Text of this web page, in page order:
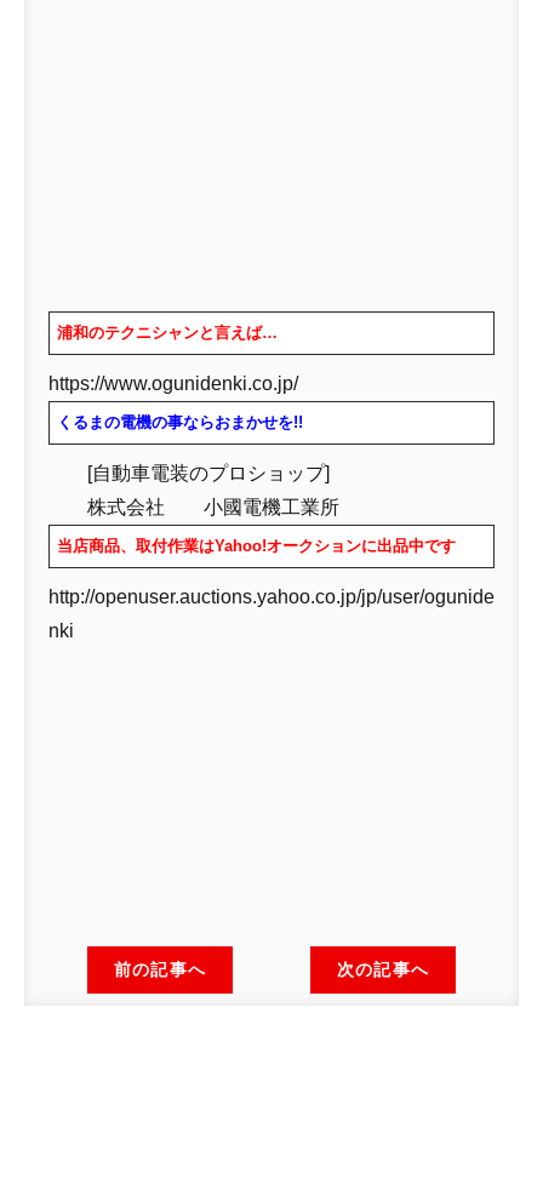
浦和のテクニシャンと言えば…
https://www.ogunidenki.co.jp/
くるまの電機の事ならおまかせを!!
[自動車電装のプロショップ]
株式会社 小國電機工業所
当店商品、取付作業はYahoo!オークションに出品中です
http://openuser.auctions.yahoo.co.jp/jp/user/ogunide
nki
前の記事へ 次の記事へ